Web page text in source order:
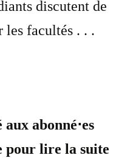
discutent de
les facultés . . .
abonné⋅es
pour lire la suite